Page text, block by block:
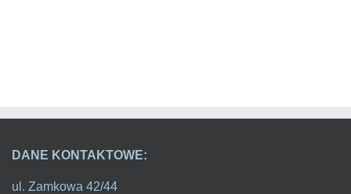
DANE KONTAKTOWE:
ul. Zamkowa 42/44